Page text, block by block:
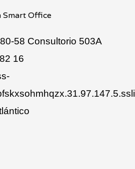
Smart Office
58 Consultorio 503A
16